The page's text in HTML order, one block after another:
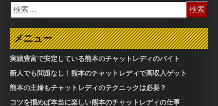
検
索:
メニュー
実績豊富で安定している熊本のチャットレディのバイト
新人でも問題なし！熊本のチャットレディで高収入ゲット
熊本の主婦もチャットレディのテクニックは必要？
コツを掴めば本当に楽しい熊本のチャットレディの仕事